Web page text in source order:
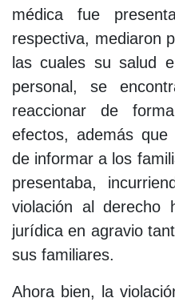
médica fue
respectiva, mediaron
las cuales su salud
personal, se
reaccionar de
efectos, además
de informar a los
presentaba,
violación al derecho
jurídica en agravio
sus familiares.
Ahora bien, la